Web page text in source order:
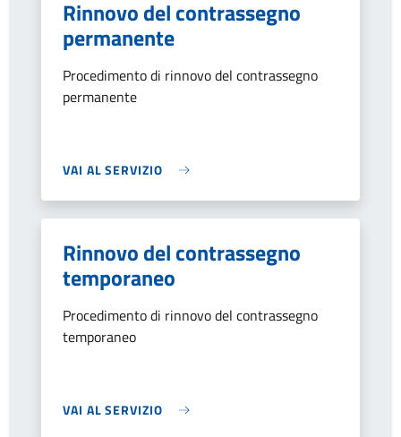
Rinnovo del contrassegno
permanente
Procedimento di rinnovo del contrassegno
permanente
VAI AL SERVIZIO
Rinnovo del contrassegno
temporaneo
Procedimento di rinnovo del contrassegno
temporaneo
VAI AL SERVIZIO